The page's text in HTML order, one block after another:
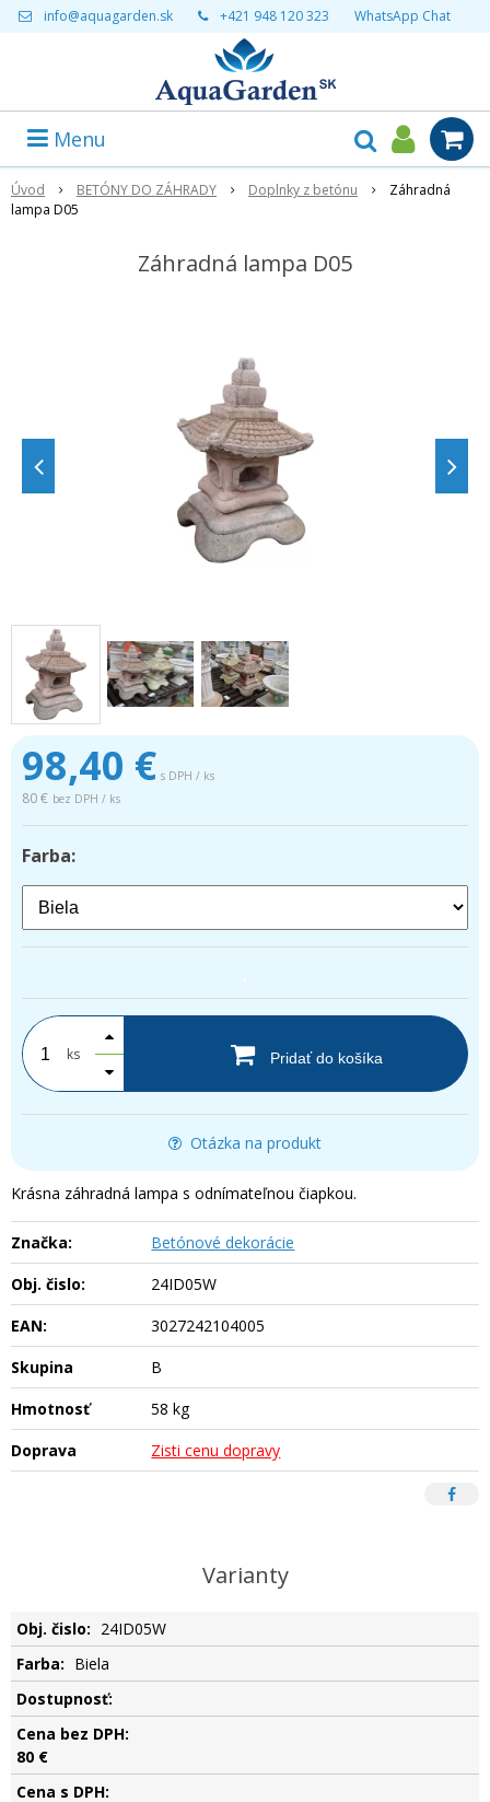
info@aquagarden.sk +421 948 120 323 WhatsApp Chat
Menu
Úvod BETÓNY DO ZÁHRADY Doplnky z betónu
Záhradná
lampa D05
Záhradná lampa D05
98,40 € s DPH / ks
80 € bez DPH / ks
Farba:
ks Pridať do košíka
Otázka na produkt
Krásna záhradná lampa s odnímateľnou čiapkou.
Značka:
Betónové dekorácie
Obj. čislo:
24ID05W
EAN:
3027242104005
Skupina
B
Hmotnosť
58 kg
Doprava
Zisti cenu dopravy
Varianty
24ID05W
Biela
80 €